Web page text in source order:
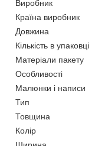
Виробник
Країна виробник
Довжина
Кількість в упаковці
Матеріали пакету
Особливості
Малюнки і написи
Тип
Товщина
Колір